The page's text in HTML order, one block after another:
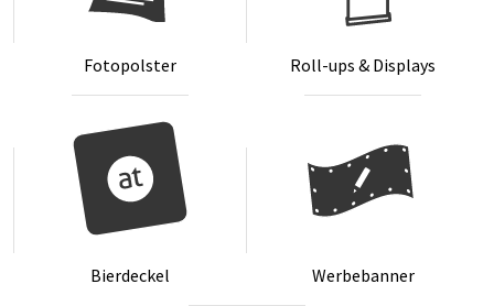
Fo­to­pols­ter Roll-ups & Dis­plays
Bier­de­ckel Wer­be­ban­ner